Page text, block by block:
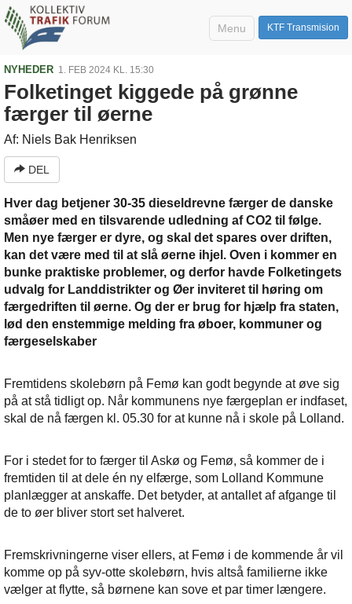
KTF Transmision
Menu
NYHEDER 1. FEB 2024 KL. 15:30
Folketinget kiggede på grønne
færger til øerne
Af: Niels Bak Henriksen
DEL
Hver dag betjener 30-35 dieseldrevne færger de danske
småøer med en tilsvarende udledning af CO2 til følge.
Men nye færger er dyre, og skal det spares over driften,
kan det være med til at slå øerne ihjel. Oven i kommer en
bunke praktiske problemer, og derfor havde Folketingets
udvalg for Landdistrikter og Øer inviteret til høring om
færgedriften til øerne. Og der er brug for hjælp fra staten,
lød den enstemmige melding fra øboer, kommuner og
færgeselskaber
Fremtidens skolebørn på Femø kan godt begynde at øve sig
på at stå tidligt op. Når kommunens nye færgeplan er indfaset,
skal de nå færgen kl. 05.30 for at kunne nå i skole på Lolland.
For i stedet for to færger til Askø og Femø, så kommer de i
fremtiden til at dele én ny elfærge, som Lolland Kommune
planlægger at anskaffe. Det betyder, at antallet af afgange til
de to øer bliver stort set halveret.
Fremskrivningerne viser ellers, at Femø i de kommende år vil
komme op på syv-otte skolebørn, hvis altså familierne ikke
vælger at flytte, så børnene kan sove et par timer længere.